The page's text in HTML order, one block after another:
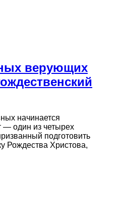
верующих
начинается
— один из четырех
подготовить
Рождества Христова,